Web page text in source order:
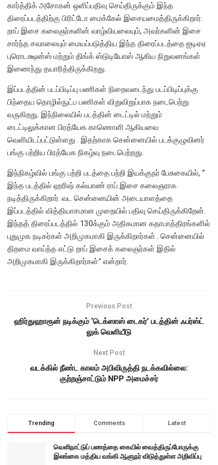
கார்த்திக் அசோகன் ஒளிப்பதிவு செய்திருக்கும் இந்த
திரைப்படத்திற்கு பிரிட்டோ மைக்கேல் இசையமைத்திருக்கிறார்.
றாப் இசை கலைஞர்களின் வாழ்வியலையும், அவர்களின் இசை
சார்ந்த சவாலையும் மையப்படுத்திய இந்த திரைப்படத்தை ஐடிஏஏ
புரொடக்ஷன்ஸ் மற்றும் திங்க் ஸ்டுடியோஸ் ஆகிய நிறுவனங்கள்
இணைந்து தயாரித்திருக்கிறது.
இப்படத்தின் படப்பிடிப்பு பணிகள் நிறைவடைந்து படப்பிடிப்புக்கு
பிந்தைய தொழில்நுட்ப பணிகள் விறுவிறுப்பாக நடைபெற்று
வருகிறது. இந்நிலையில் படத்தின் டைட்டில் மற்றும்
டைட்டிலுக்கான பிரத்யேக காணொளி ஆகியவை
வெளியிடப்பட்டுள்ளது . இதற்காக சென்னையில் படக்குழுவினர்
பங்கு பற்றிய பிரத்யேக நிகழ்வு நடைபெற்றது.
இந்நிகழ்வில் பங்கு பற்றி படத்தை பற்றி இயக்குநர் பேசுகையில், ”
இந்த படத்தில் ஹரிஷ் கல்யாண் ராப் இசை கலைஞராக
நடித்திருக்கிறார். வட சென்னையின் அடையாளத்தை
இப்படத்தில் வித்தியாசமான முறையில் பதிவு செய்திருக்கிறேன்.
இந்தத் திரைப்படத்தில் 130க்கும் அதிகமான கதாபாத்திரங்களில்
புதுமுக நடிகர்கள் அறிமுகமாகி இருக்கிறார்கள் . சென்னையில்
திறமை வாய்ந்த எட்டு றாப் இசைக் கலைஞர்கள் இதில்
அறிமுகமாகி இருக்கிறார்கள்” என்றார்.
Previous Post
ஹிர்துஹாரூன் நடிக்கும் ‘டெக்ஸாஸ் டைகர்’ படத்தின் ஃபர்ஸ்ட்
லுக் வெளியீடு
Next Post
வடக்கில் நீண்ட காலம் அபிவிருத்தி நடக்கவில்லை:
குற்றஞ்சாட்டும் NPP அமைச்சர்
Trending Comments Latest
வெளிநாட்டுப் பணத்தை கையில் வைத்திருப்போருக்கு
இலங்கை மத்திய வங்கி ஆளுநர் விடுத்துள்ள அறிவிப்பு